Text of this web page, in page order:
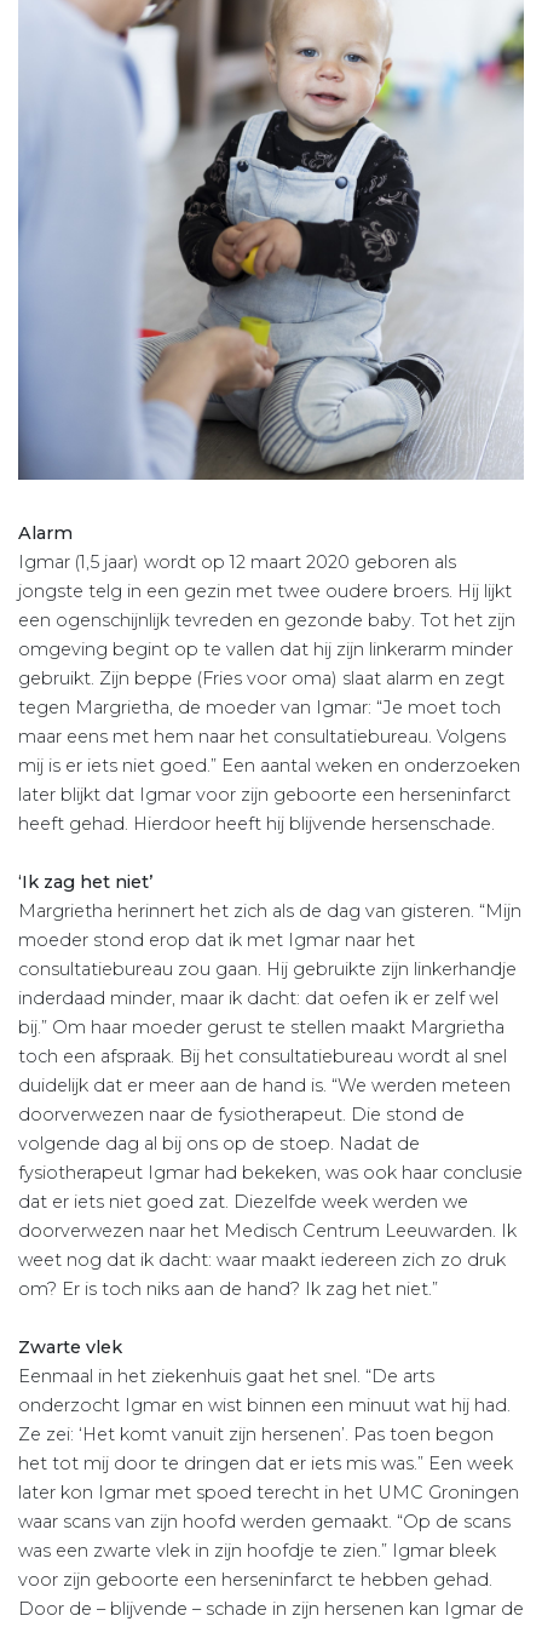
Alarm
Igmar (1,5 jaar) wordt op 12 maart 2020 geboren als
jongste telg in een gezin met twee oudere broers. Hij lijkt
een ogenschijnlijk tevreden en gezonde baby. Tot het zijn
omgeving begint op te vallen dat hij zijn linkerarm minder
gebruikt. Zijn beppe (Fries voor oma) slaat alarm en zegt
tegen Margrietha, de moeder van Igmar: “Je moet toch
maar eens met hem naar het consultatiebureau. Volgens
mij is er iets niet goed.” Een aantal weken en onderzoeken
later blijkt dat Igmar voor zijn geboorte een herseninfarct
heeft gehad. Hierdoor heeft hij blijvende hersenschade.
‘Ik zag het niet’
Margrietha herinnert het zich als de dag van gisteren. “Mijn
moeder stond erop dat ik met Igmar naar het
consultatiebureau zou gaan. Hij gebruikte zijn linkerhandje
inderdaad minder, maar ik dacht: dat oefen ik er zelf wel
bij.” Om haar moeder gerust te stellen maakt Margrietha
toch een afspraak. Bij het consultatiebureau wordt al snel
duidelijk dat er meer aan de hand is. “We werden meteen
doorverwezen naar de fysiotherapeut. Die stond de
volgende dag al bij ons op de stoep. Nadat de
fysiotherapeut Igmar had bekeken, was ook haar conclusie
dat er iets niet goed zat. Diezelfde week werden we
doorverwezen naar het Medisch Centrum Leeuwarden. Ik
weet nog dat ik dacht: waar maakt iedereen zich zo druk
om? Er is toch niks aan de hand? Ik zag het niet.”
Zwarte vlek
Eenmaal in het ziekenhuis gaat het snel. “De arts
onderzocht Igmar en wist binnen een minuut wat hij had.
Ze zei: ‘Het komt vanuit zijn hersenen’. Pas toen begon
het tot mij door te dringen dat er iets mis was.” Een week
later kon Igmar met spoed terecht in het UMC Groningen
waar scans van zijn hoofd werden gemaakt. “Op de scans
was een zwarte vlek in zijn hoofdje te zien.” Igmar bleek
voor zijn geboorte een herseninfarct te hebben gehad.
Door de – blijvende – schade in zijn hersenen kan Igmar de